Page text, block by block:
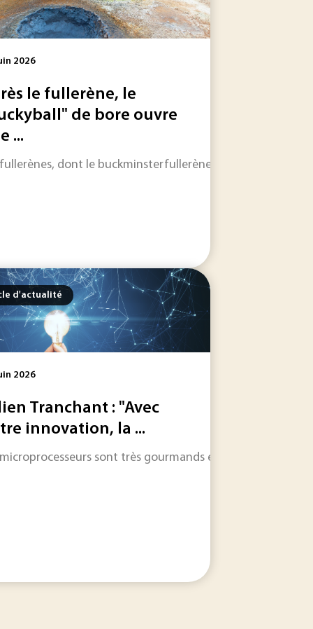
entreprises, l’enjeu n’est plus seulement de...
monde et particulièrement au sein du G20, publiée
2026
le fullerène, le
de bore ouvre
...
fullerènes, dont le buckminsterfullerène C60 constitue
qui ont contraint des industriels étrangers,...
initiative internationale consacrée à la décarbonation
d'actualité
2026
Tranchant : "Avec
innovation, la ...
sont très gourmands en énergie. Issue